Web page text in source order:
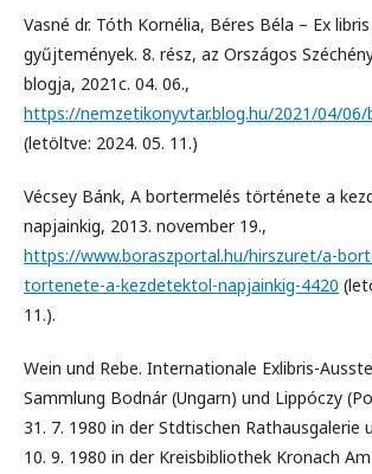
Vasné dr. Tóth Kornélia, Béres Béla – Ex
gyűjtemények. 8. rész, az Országos
blogja, 2021c. 04. 06.,
https://nemzetikonyvtar.blog.hu/2021/04/06/
(letöltve: 2024. 05. 11.)
Vécsey Bánk, A bortermelés története a
napjainkig, 2013. november 19.,
https://www.boraszportal.hu/hirszuret/a-
tortenete-a-kezdetektol-napjainkig-4420
11.).
Wein und Rebe. Internationale Exlibris-
Sammlung Bodnár (Ungarn) und Lippóczy
31. 7. 1980 in der Stӓdtischen Rathausgalerie
10. 9. 1980 in der Kreisbibliothek Kronach